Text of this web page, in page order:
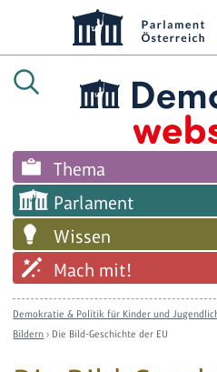
Thema
Parlament
Wissen
Mach mit!
Demokratie & Politik für Kinder und
Bildern › Die Bild-Geschichte der EU